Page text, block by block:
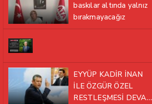
baskılar altında yalnız
bırakmayacağız
EYYÜP KADİR İNAN
İLE ÖZGÜR ÖZEL
RESTLEŞMESİ DEVAM